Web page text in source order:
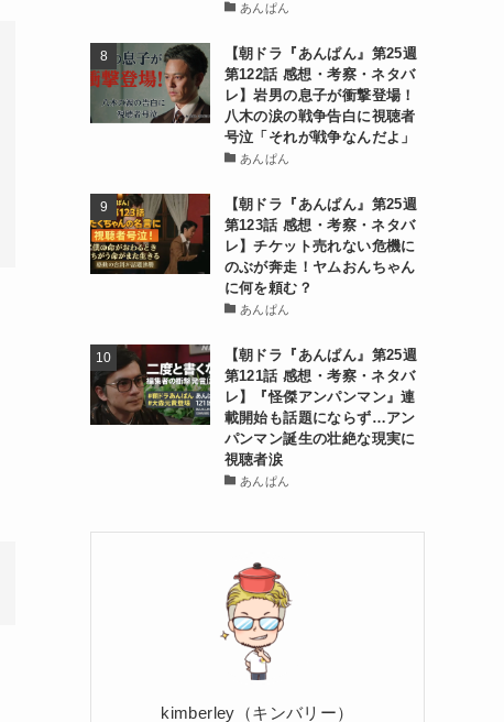
あんぱん
【朝ドラ『あんぱん』第25週
第122話 感想・考察・ネタバ
レ】岩男の息子が衝撃登場！
八木の涙の戦争告白に視聴者
号泣「それが戦争なんだよ」
あんぱん
【朝ドラ『あんぱん』第25週
第123話 感想・考察・ネタバ
レ】チケット売れない危機に
のぶが奔走！ヤムおんちゃん
に何を頼む？
あんぱん
【朝ドラ『あんぱん』第25週
第121話 感想・考察・ネタバ
レ】『怪傑アンパンマン』連
載開始も話題にならず…アン
パンマン誕生の壮絶な現実に
視聴者涙
あんぱん
kimberley（キンバリー）